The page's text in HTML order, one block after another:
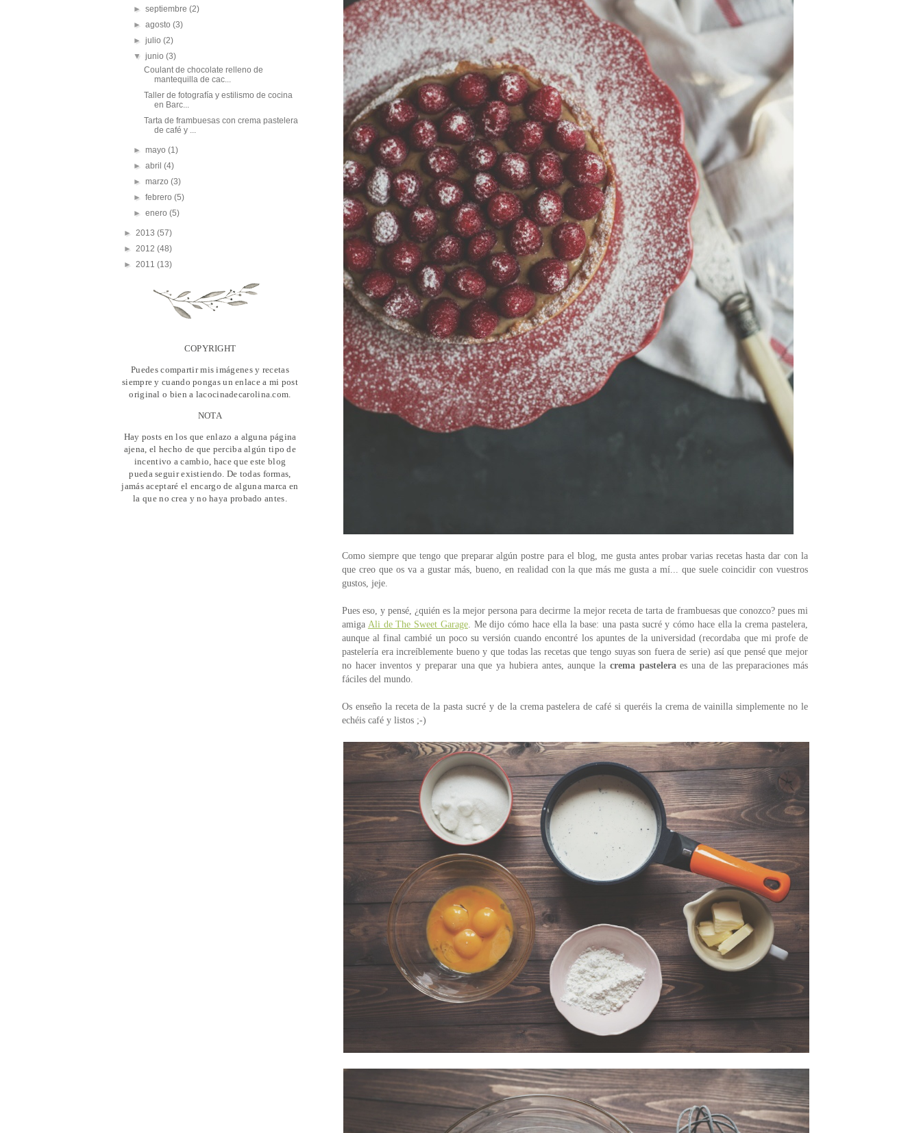
Como siempre que tengo que preparar algún postre para el blog, me gusta antes probar varias recetas hasta dar con la
que creo que os va a gustar más, bueno, en realidad con la que más me gusta a mí... que suele coincidir con vuestros
gustos, jeje.
Pues eso, y pensé, ¿quién es la mejor persona para decirme la mejor receta de tarta de frambuesas que conozco? pues mi
amiga Ali de The Sweet Garage. Me dijo cómo hace ella la base: una pasta sucré y cómo hace ella la crema pastelera,
aunque al final cambié un poco su versión cuando encontré los apuntes de la universidad (recordaba que mi profe de
pastelería era increíblemente bueno y que todas las recetas que tengo suyas son fuera de serie) así que pensé que mejor
no hacer inventos y preparar una que ya hubiera antes, aunque la crema pastelera es una de las preparaciones más
fáciles del mundo.
Os enseño la receta de la pasta sucré y de la crema pastelera de café si queréis la crema de vainilla simplemente no le
echéis café y listos ;-)
►septiembre(2)
►agosto(3)
►julio(2)
▼junio(3)
Coulant de chocolate relleno de
mantequilla de cac...
Taller de fotografía y estilismo de cocina
en Barc...
Tarta de frambuesas con crema pastelera
de café y ...
►mayo(1)
►abril(4)
►marzo(3)
►febrero(5)
►enero(5)
► 2013 (57)
► 2012 (48)
► 2011 (13)
COPYRIGHT
Puedes compartir mis imágenes y recetas
siempre y cuando pongas un enlace a mi post
original o bien a lacocinadecarolina.com.
NOTA
Hay posts en los que enlazo a alguna página
ajena, el hecho de que perciba algún tipo de
incentivo a cambio, hace que este blog
pueda seguir existiendo. De todas formas,
jamás aceptaré el encargo de alguna marca en
la que no crea y no haya probado antes.